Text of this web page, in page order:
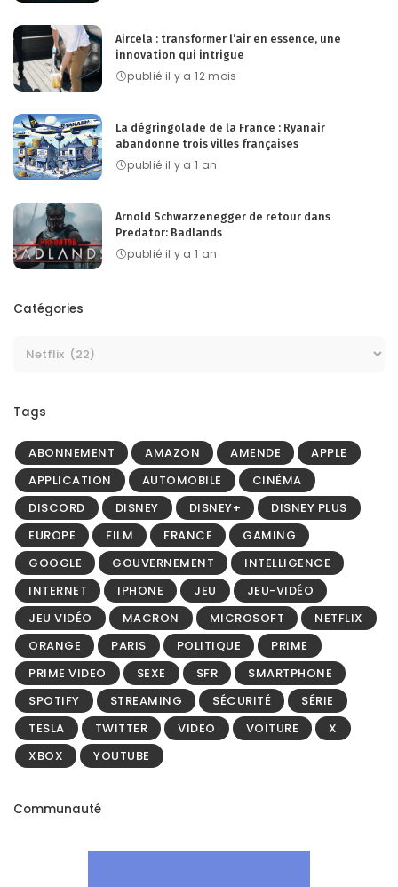
Aircela : transformer l’air en essence, une
innovation qui intrigue
publié il y a 12 mois
La dégringolade de la France : Ryanair
abandonne trois villes françaises
publié il y a 1 an
Arnold Schwarzenegger de retour dans
Predator: Badlands
publié il y a 1 an
Catégories
Tags
ABONNEMENT AMAZON AMENDE
APPLE
APPLICATION
AUTOMOBILE
CINÉMA
DISCORD
DISNEY DISNEY+
DISNEY PLUS
EUROPE
FILM FRANCE
GAMING
GOOGLE
GOUVERNEMENT
INTELLIGENCE
INTERNET
IPHONE JEU
JEU-VIDÉO
JEU VIDÉO
MACRON MICROSOFT
NETFLIX
ORANGE
PARIS POLITIQUE
PRIME
PRIME VIDEO
SEXE SFR
SMARTPHONE
SPOTIFY
STREAMING SÉCURITÉ
SÉRIE
TESLA
TWITTER VIDEO VOITURE
X
XBOX
YOUTUBE
Communauté